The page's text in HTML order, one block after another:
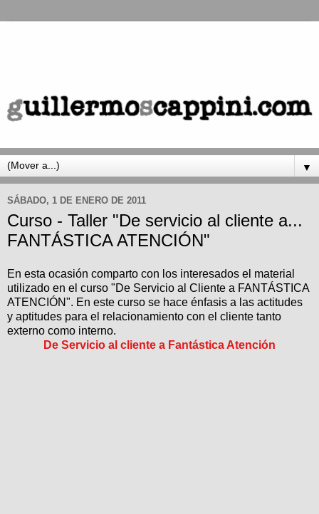
▼
SÁBADO, 1 DE ENERO DE 2011
Curso - Taller "De servicio al cliente a...
FANTÁSTICA ATENCIÓN"
En esta ocasión comparto con los interesados el material
utilizado en el curso "De Servicio al Cliente a FANTÁSTICA
ATENCIÓN". En este curso se hace énfasis a las actitudes
y aptitudes para el relacionamiento con el cliente tanto
externo como interno.
De Servicio al cliente a Fantástica Atención